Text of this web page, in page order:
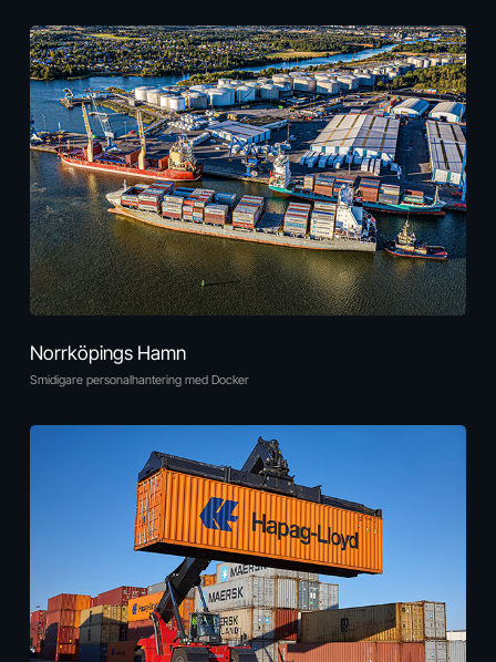
Norrköpings Hamn
Smidigare personalhantering med Docker